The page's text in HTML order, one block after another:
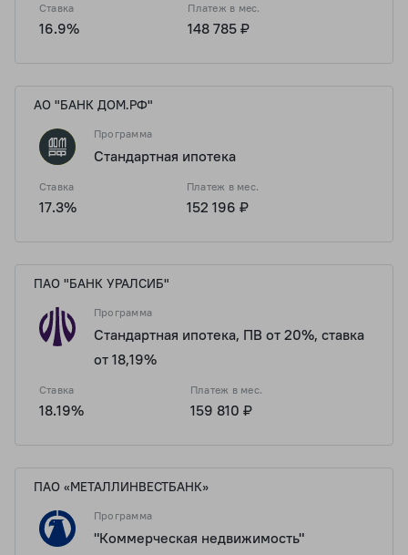
Ставка
16.9%
Платеж в мес.
148 785 ₽
АО "БАНК ДОМ.РФ"
Программа
Стандартная ипотека
Ставка
17.3%
Платеж в мес.
152 196 ₽
ПАО "БАНК УРАЛСИБ"
Программа
Стандартная ипотека, ПВ от 20%, ставка
от 18,19%
Ставка
18.19%
Платеж в мес.
159 810 ₽
ПАО «МЕТАЛЛИНВЕСТБАНК»
Программа
"Коммерческая недвижимость"